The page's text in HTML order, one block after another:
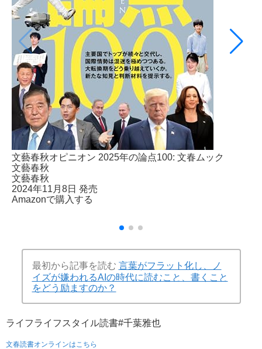
文藝春秋オピニオン 2025年の論点100: 文春ムック
文藝春秋
文藝春秋
2024年11月8日 発売
Amazonで購入する
最初から記事を読む 言葉がフラット化し、ノ
イズが嫌われるAIの時代に読むこと、書くこと
をどう励ますのか？
ライフライフスタイル読書#千葉雅也
文春読書オンラインはこちら